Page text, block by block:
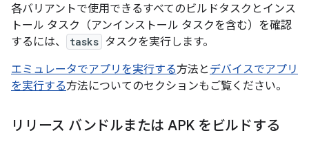
各バリアントで使用できるすべてのビルドタスクとインス
トール タスク（アンインストール タスクを含む）を確認
するには、
tasks タスクを実行します。
エミュレータでアプリを実行する方法と デバイスでアプリ
を実行する方法についてのセクションもご覧ください。
リリース バンドルまたは APK をビルドする